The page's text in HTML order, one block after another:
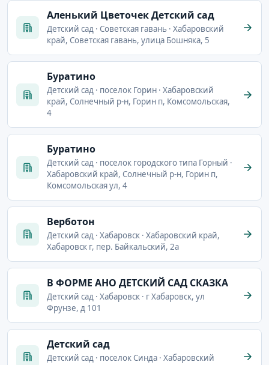
Аленький Цветочек Детский сад
Детский сад · Советская гавань · Хабаровский
край, Советская гавань, улица Бошняка, 5
Буратино
Детский сад · поселок Горин · Хабаровский
край, Солнечный р-н, Горин п, Комсомольская,
4
Буратино
Детский сад · поселок городского типа Горный ·
Хабаровский край, Солнечный р-н, Горин п,
Комсомольская ул, 4
Верботон
Детский сад · Хабаровск · Хабаровский край,
Хабаровск г, пер. Байкальский, 2а
В ФОРМЕ АНО ДЕТСКИЙ САД СКАЗКА
Детский сад · Хабаровск · г Хабаровск, ул
Фрунзе, д 101
Детский сад
Детский сад · поселок Синда · Хабаровский